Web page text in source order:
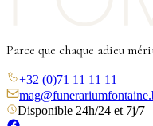
Parce que chaque adieu
+32 (0)71 11 11 11
Disponible 24h/24 et 7j/7